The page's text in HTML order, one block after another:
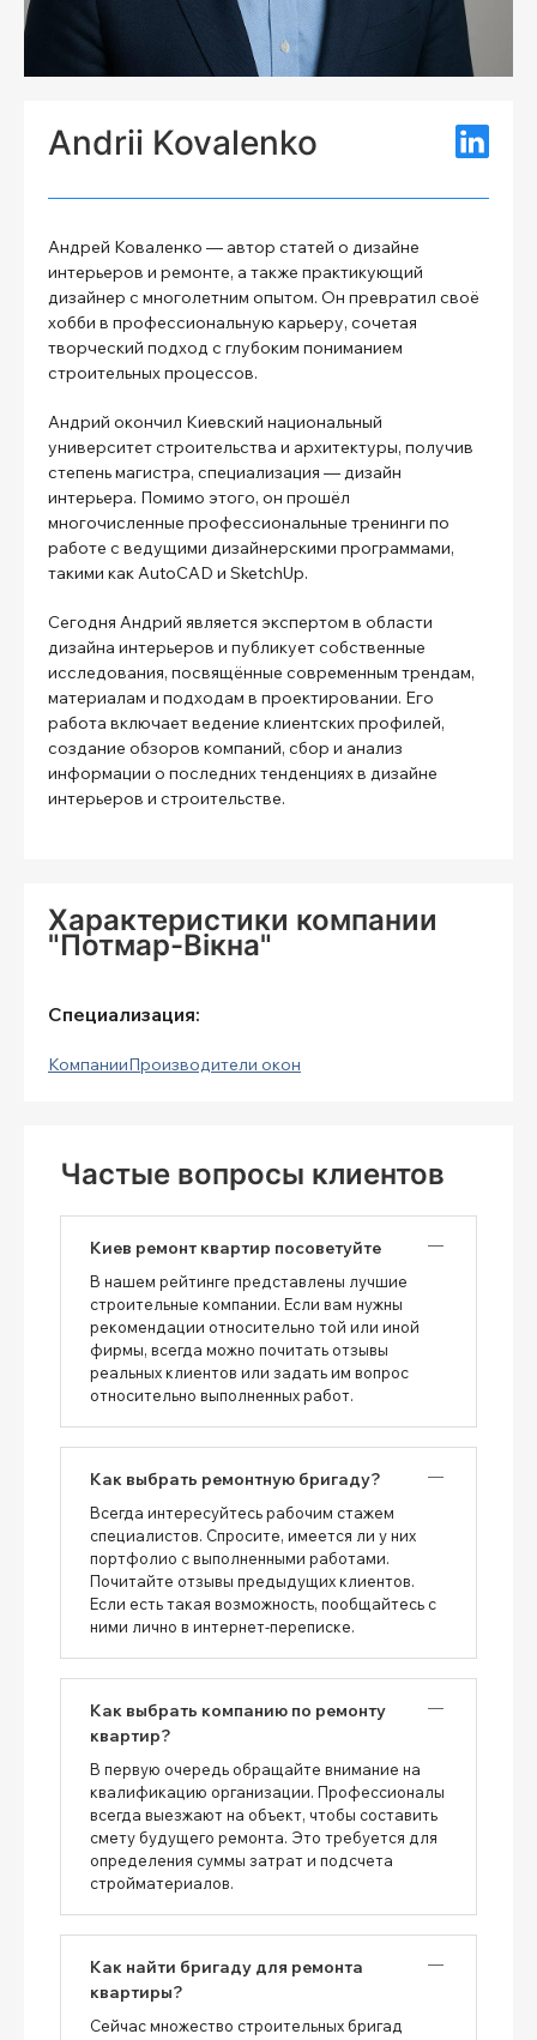
Andrii Kovalenko
Андрей Коваленко — автор статей о дизайне
интерьеров и ремонте, а также практикующий
дизайнер с многолетним опытом. Он превратил своё
хобби в профессиональную карьеру, сочетая
творческий подход с глубоким пониманием
строительных процессов.
Андрий окончил Киевский национальный
университет строительства и архитектуры, получив
степень магистра, специализация — дизайн
интерьера. Помимо этого, он прошёл
многочисленные профессиональные тренинги по
работе с ведущими дизайнерскими программами,
такими как AutoCAD и SketchUp.
Сегодня Андрий является экспертом в области
дизайна интерьеров и публикует собственные
исследования, посвящённые современным трендам,
материалам и подходам в проектировании. Его
работа включает ведение клиентских профилей,
создание обзоров компаний, сбор и анализ
информации о последних тенденциях в дизайне
интерьеров и строительстве.
Характеристики компании
"Потмар-Вікна"
Специализация:
КомпанииПроизводители окон
Частые вопросы клиентов
Киев ремонт квартир посоветуйте
В нашем рейтинге представлены лучшие
строительные компании. Если вам нужны
рекомендации относительно той или иной
фирмы, всегда можно почитать отзывы
реальных клиентов или задать им вопрос
относительно выполненных работ.
Как выбрать ремонтную бригаду?
Всегда интересуйтесь рабочим стажем
специалистов. Спросите, имеется ли у них
портфолио с выполненными работами.
Почитайте отзывы предыдущих клиентов.
Если есть такая возможность, пообщайтесь с
ними лично в интернет-переписке.
Как выбрать компанию по ремонту
квартир?
В первую очередь обращайте внимание на
квалификацию организации. Профессионалы
всегда выезжают на объект, чтобы составить
смету будущего ремонта. Это требуется для
определения суммы затрат и подсчета
стройматериалов.
Как найти бригаду для ремонта
квартиры?
Сейчас множество строительных бригад